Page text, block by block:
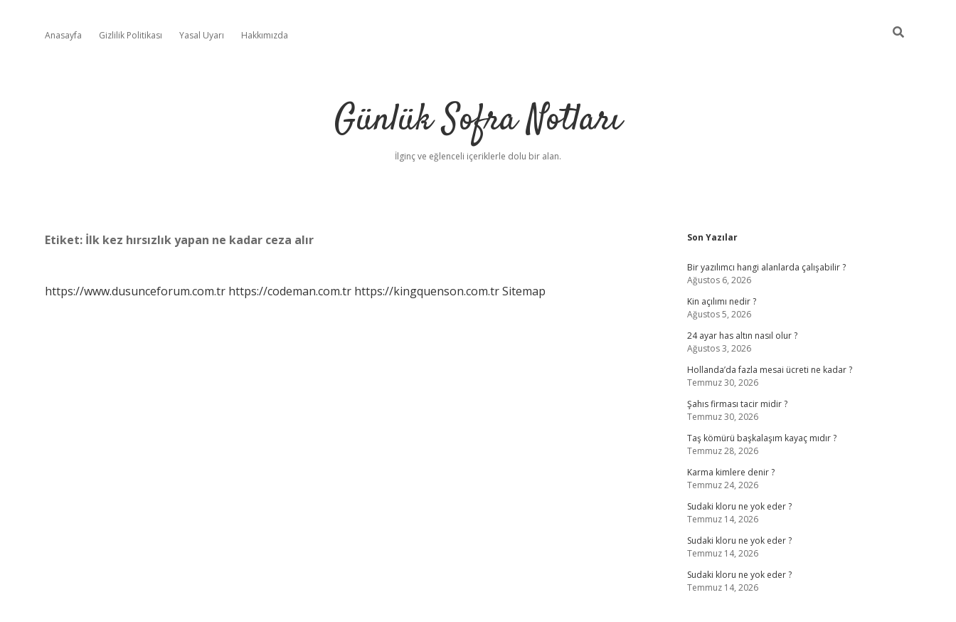
Anasayfa Gizlilik Politikası Yasal Uyarı Hakkımızda
Günlük Sofra Notları
İlginç ve eğlenceli içeriklerle dolu bir alan.
Etiket: İlk kez hırsızlık yapan ne kadar ceza alır
https://www.dusunceforum.com.tr https://codeman.com.tr https://kingquenson.com.trSitemap
Sidebar
Son Yazılar
Bir yazılımcı hangi alanlarda çalışabilir ?
Ağustos 6, 2026
Kin açılımı nedir ?
Ağustos 5, 2026
24 ayar has altın nasıl olur ?
Ağustos 3, 2026
Hollanda’da fazla mesai ücreti ne kadar ?
Temmuz 30, 2026
Şahıs firması tacir midir ?
Temmuz 30, 2026
Taş kömürü başkalaşım kayaç mıdır ?
Temmuz 28, 2026
Karma kimlere denir ?
Temmuz 24, 2026
Sudaki kloru ne yok eder ?
Temmuz 14, 2026
Sudaki kloru ne yok eder ?
Temmuz 14, 2026
Sudaki kloru ne yok eder ?
Temmuz 14, 2026